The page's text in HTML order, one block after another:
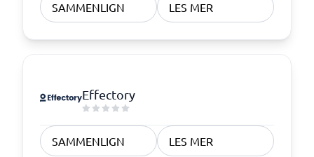
SAMMENLIGN LES MER
Effectory
SAMMENLIGN LES MER